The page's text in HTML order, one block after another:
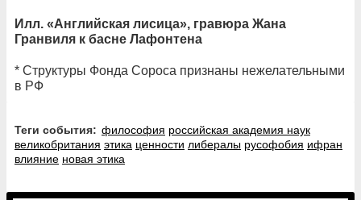
Илл. «Английская лисица», гравюра Жана
Гранвиля к басне Лафонтена
* Структуры Фонда Сороса признаны нежелательными
в РФ
Теги события: философия российская академия наук
великобритания этика ценности либералы русофобия ифран
влияние новая этика